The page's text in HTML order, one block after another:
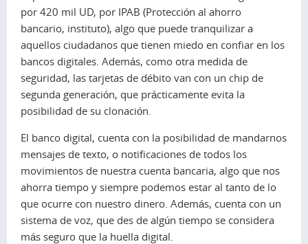
por 420 mil UD, por IPAB (Protección al ahorro
bancario, instituto), algo que puede tranquilizar a
aquellos ciudadanos que tienen miedo en confiar en los
bancos digitales. Además, como otra medida de
seguridad, las tarjetas de débito van con un chip de
segunda generación, que prácticamente evita la
posibilidad de su clonación.
El banco digital, cuenta con la posibilidad de mandarnos
mensajes de texto, o notificaciones de todos los
movimientos de nuestra cuenta bancaria, algo que nos
ahorra tiempo y siempre podemos estar al tanto de lo
que ocurre con nuestro dinero. Además, cuenta con un
sistema de voz, que des de algún tiempo se considera
más seguro que la huella digital.